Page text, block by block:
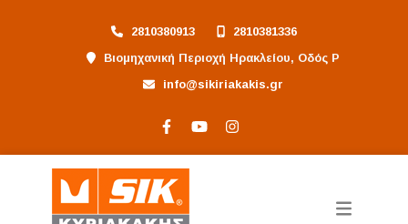
2810380913
2810381336
Βιομηχανική Περιοχή Ηρακλείου, Οδός Ρ
info@sikiriakakis.gr